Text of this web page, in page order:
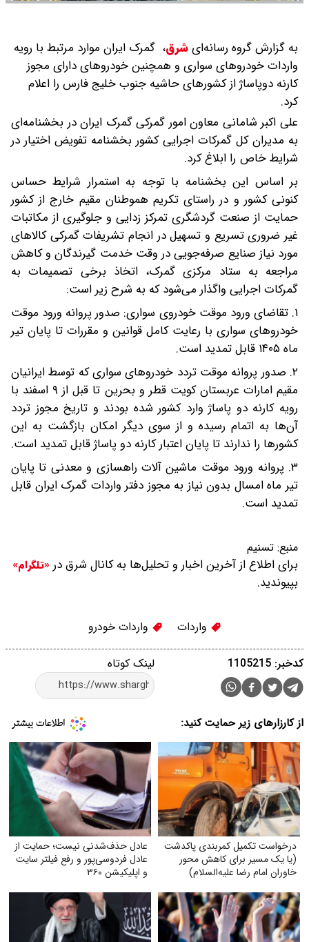
به گزارش گروه رسانه‌ایشرق، گمرک ایران موارد مرتبط با رویه
واردات خودروهای سواری و همچنین خودروهای دارای مجوز
کارنه دوپاساژ از کشورهای حاشیه جنوب خلیج فارس را اعلام
کرد.
علی اکبر شامانی معاون امور گمرکی گمرک ایران در بخشنامه‌ای
به مدیران کل گمرکات اجرایی کشور بخشنامه تفویض اختیار در
شرایط خاص را ابلاغ کرد.
بر اساس این بخشنامه با توجه به استمرار شرایط حساس
کنونی کشور و در راستای تکریم هموطنان مقیم خارج از کشور
حمایت از صنعت گردشگری تمرکز زدایی و جلوگیری از مکاتبات
غیر ضروری تسریع و تسهیل در انجام تشریفات گمرکی کالاهای
مورد نیاز صنایع صرفه‌جویی در وقت خدمت گیرندگان و کاهش
مراجعه به ستاد مرکزی گمرک، اتخاذ برخی تصمیمات به
گمرکات اجرایی واگذار می‌شود که به شرح زیر است:
۱. تقاضای ورود موقت خودروی سواری: صدور پروانه ورود موقت
خودروهای سواری با رعایت کامل قوانین و مقررات تا پایان تیر
ماه ۱۴۰۵ قابل تمدید است.
۲. صدور پروانه موقت تردد خودروهای سواری که توسط ایرانیان
مقیم امارات عربستان کویت قطر و بحرین تا قبل از ۹ اسفند با
رویه کارنه دو پاساژ وارد کشور شده بودند و تاریخ مجوز تردد
آن‌ها به اتمام رسیده و از سوی دیگر امکان بازگشت به این
کشورها را ندارند تا پایان اعتبار کارنه دو پاساژ قابل تمدید است.
۳. پروانه ورود موقت ماشین آلات راهسازی و معدنی تا پایان
تیر ماه امسال بدون نیاز به مجوز دفتر واردات گمرک ایران قابل
تمدید است.
منبع: تسنیم
برای اطلاع از آخرین اخبار و تحلیل‌ها به کانال شرق در «تلگرام»
بپیوندید.
واردات واردات خودرو
لینک کوتاه کدخبر: 1105215
از کارزارهای زیر حمایت کنید:
درخواست تکمیل کمربندی پاکدشت
(یا یک مسیر برای کاهش محور
خاوران امام رضا علیه‌السلام)
عادل حذف‌شدنی نیست؛ حمایت از
عادل فردوسی‌پور و رفع فیلتر سایت
و اپلیکیشن ۳۶۰